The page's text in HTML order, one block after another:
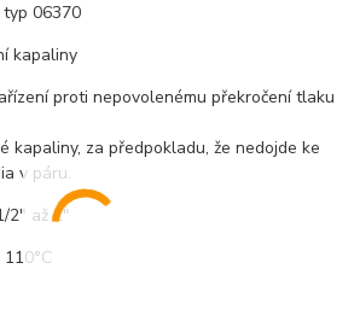
06370
kapaliny
proti nepovolenému překročení tlaku
kapaliny, za předpokladu, že nedojde ke
v páru.
2" až 2"